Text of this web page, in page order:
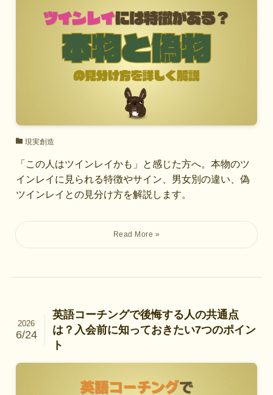
現実創造
「この人はツインレイかも」と感じた方へ。本物のツ
インレイに見られる特徴やサイン、男女別の違い、偽
ツインレイとの見分け方を解説します。
英語コーチングで後悔する人の共通点
は？入会前に知っておきたい7つのポイン
ト
2026
6/24